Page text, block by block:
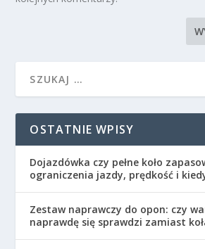
OSTATNIE WPISY
Dojazdówka czy pełne koło
ograniczenia jazdy, prędkość i
Zestaw naprawczy do opon: czy
naprawdę się sprawdzi zamiast